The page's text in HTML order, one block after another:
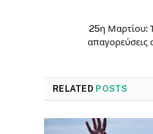
25η Μαρτίου:
απαγορεύσεις
RELATED POSTS